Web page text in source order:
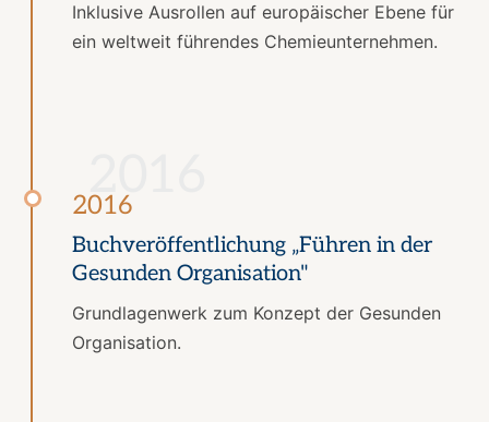
Inklusive Ausrollen auf europäischer Ebene für
ein weltweit führendes Chemieunternehmen.
2016
Buchveröffentlichung „Führen in der
Gesunden Organisation"
Grundlagenwerk zum Konzept der Gesunden
Organisation.